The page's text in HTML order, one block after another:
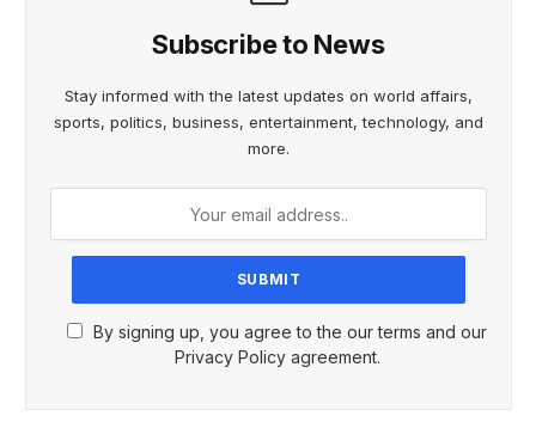
Subscribe to News
Stay informed with the latest updates on world affairs,
sports, politics, business, entertainment, technology, and
more.
By signing up, you agree to the our terms and our
Privacy Policy agreement.